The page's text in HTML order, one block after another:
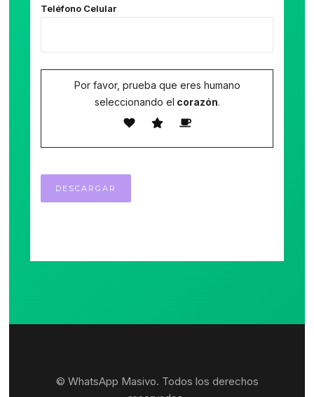
Teléfono Celular
Por favor, prueba que eres humano
seleccionando el corazón.
© WhatsApp Masivo. Todos los derechos